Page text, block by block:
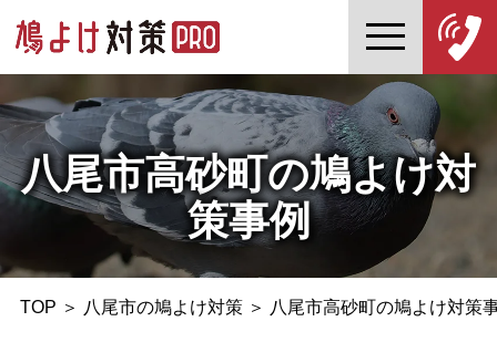
八尾市高砂町の鳩よけ対
策事例
TOP ＞ 八尾市の鳩よけ対策＞ 八尾市高砂町の鳩よけ対策